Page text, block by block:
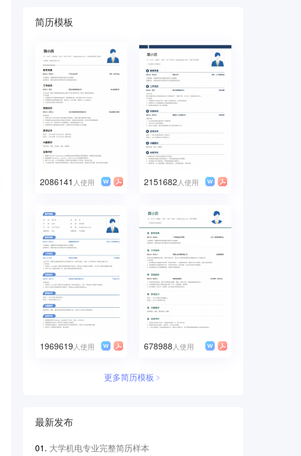
简历模板
2086141 人使用 2151682 人使用
1969619 人使用 678988 人使用
更多简历模板﹥
最新发布
大学机电专业完整简历样本